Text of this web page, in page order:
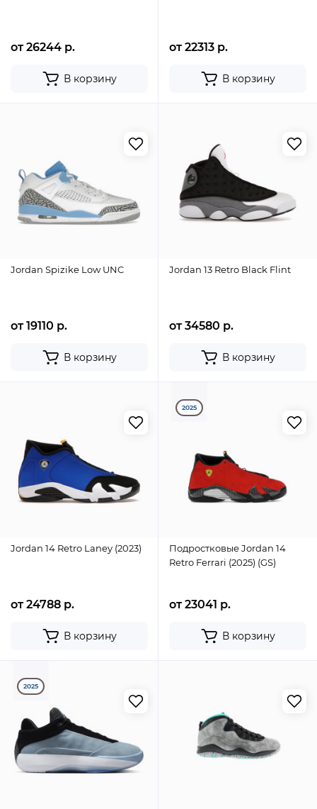
от 26244 р.
В корзину
от 22313 р.
В корзину
Jordan Spizike Low UNC
от 19110 р.
В корзину
Jordan 13 Retro Black Flint
от 34580 р.
В корзину
Jordan 14 Retro Laney (2023)
от 24788 р.
В корзину
2025
Подростковые Jordan 14
Retro Ferrari (2025) (GS)
от 23041 р.
В корзину
2025